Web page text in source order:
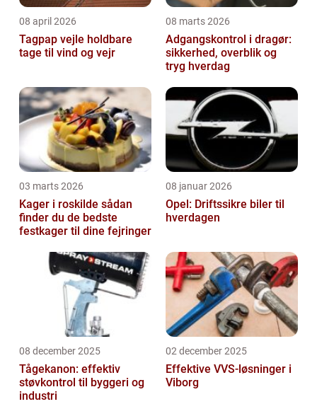
08 april 2026
Tagpap vejle holdbare
tage til vind og vejr
08 marts 2026
Adgangskontrol i dragør:
sikkerhed, overblik og
tryg hverdag
03 marts 2026
Kager i roskilde sådan
finder du de bedste
festkager til dine fejringer
08 januar 2026
Opel: Driftssikre biler til
hverdagen
08 december 2025
Tågekanon: effektiv
støvkontrol til byggeri og
industri
02 december 2025
Effektive VVS-løsninger i
Viborg